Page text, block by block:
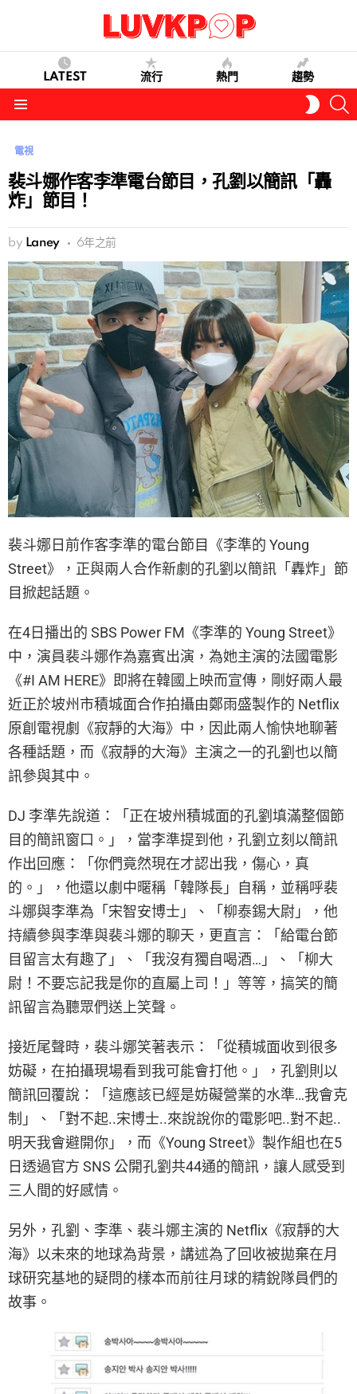
LATEST 流行 熱門 趨勢
SKIN
電視
裴斗娜作客李準電台節目，孔劉以簡訊「轟
炸」節目！
by Laney 6年之前
裴斗娜日前作客李準的電台節目《李準的 Young
Street》，正與兩人合作新劇的孔劉以簡訊「轟炸」節
目掀起話題。
在4日播出的 SBS Power FM《李準的 Young Street》
中，演員裴斗娜作為嘉賓出演，為她主演的法國電影
《#I AM HERE》即將在韓國上映而宣傳，剛好兩人最
近正於坡州市積城面合作拍攝由鄭雨盛製作的 Netflix
原創電視劇《寂靜的大海》中，因此兩人愉快地聊著
各種話題，而《寂靜的大海》主演之一的孔劉也以簡
訊參與其中。
DJ 李準先說道：「正在坡州積城面的孔劉填滿整個節
目的簡訊窗口。」，當李準提到他，孔劉立刻以簡訊
作出回應：「你們竟然現在才認出我，傷心，真
的。」，他還以劇中暱稱「韓隊長」自稱，並稱呼裴
斗娜與李準為「宋智安博士」、「柳泰錫大尉」，他
持續參與李準與裴斗娜的聊天，更直言：「給電台節
目留言太有趣了」、「我沒有獨自喝酒…」、「柳大
尉！不要忘記我是你的直屬上司！」等等，搞笑的簡
訊留言為聽眾們送上笑聲。
接近尾聲時，裴斗娜笑著表示：「從積城面收到很多
妨礙，在拍攝現場看到我可能會打他。」，孔劉則以
簡訊回覆說：「這應該已經是妨礙營業的水準…我會克
制」、「對不起..宋博士..來說說你的電影吧..對不起..
明天我會避開你」，而《Young Street》製作組也在5
日透過官方 SNS 公開孔劉共44通的簡訊，讓人感受到
三人間的好感情。
另外，孔劉、李準、裴斗娜主演的 Netflix《寂靜的大
海》以未來的地球為背景，講述為了回收被拋棄在月
球研究基地的疑問的樣本而前往月球的精銳隊員們的
故事。